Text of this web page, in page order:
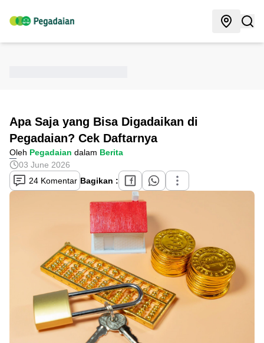
Apa Saja yang Bisa Digadaikan di
Pegadaian? Cek Daftarnya
Oleh Pegadaian dalam Berita
03 June 2026
24 Komentar Bagikan :